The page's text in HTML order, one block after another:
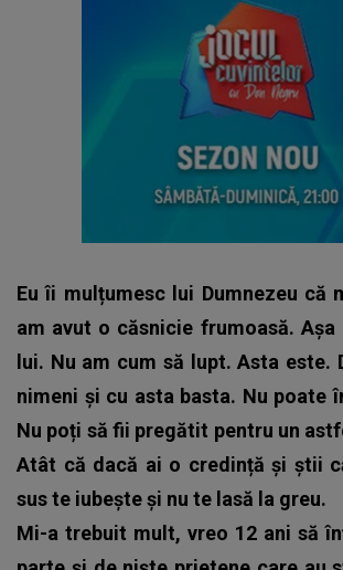
Eu îi mulțumesc lui Dumnezeu că
am avut o căsnicie frumoasă.
lui. Nu am cum să lupt. Asta este.
nimeni și cu asta basta. Nu poate
Nu poți să fii pregătit pentru un
Atât că dacă ai o credință și știi
sus te iubește și nu te lasă la greu.
Mi-a trebuit mult, vreo 12 ani să